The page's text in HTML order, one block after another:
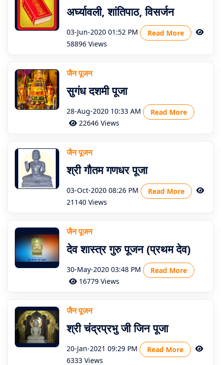
अर्घ्यावली, शांतिपाठ, विसर्जन
03-Jun-2020 01:52 PM
Read More
58896 Views
जैन पूजन
सुगंध दशमी पूजा
28-Aug-2020 10:33 AM
Read More
22646 Views
जैन पूजन
श्री गौतम गणधर पूजा
03-Oct-2020 08:26 PM
Read More
21140 Views
जैन पूजन
देव शास्त्र गुरु पूजन (प्रथम देव)
30-May-2020 03:48 PM
Read More
16779 Views
जैन पूजन
श्री चंद्रप्रभु जी जिन पूजा
20-Jan-2021 09:29 PM
Read More
6333 Views